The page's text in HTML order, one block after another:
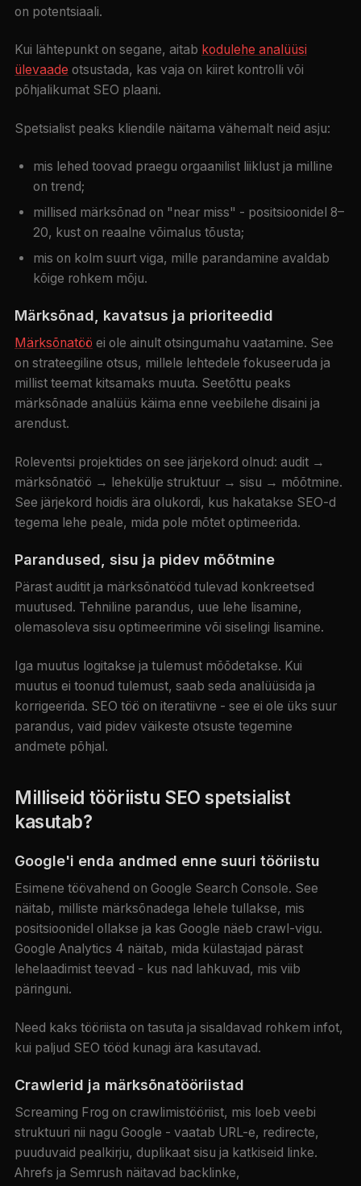
on potentsiaali.
Kui lähtepunkt on segane, aitab kodulehe analüüsi
ülevaade otsustada, kas vaja on kiiret kontrolli või
põhjalikumat SEO plaani.
Spetsialist peaks kliendile näitama vähemalt neid asju:
mis lehed toovad praegu orgaanilist liiklust ja milline
on trend;
millised märksõnad on "near miss" - positsioonidel 8–
20, kust on reaalne võimalus tõusta;
mis on kolm suurt viga, mille parandamine avaldab
kõige rohkem mõju.
Märksõnad, kavatsus ja prioriteedid
Märksõnatöö ei ole ainult otsingumahu vaatamine. See
on strateegiline otsus, millele lehtedele fokuseeruda ja
millist teemat kitsamaks muuta. Seetõttu peaks
märksõnade analüüs käima enne veebilehe disaini ja
arendust.
Roleventsi projektides on see järjekord olnud: audit →
märksõnatöö → lehekülje struktuur → sisu → mõõtmine.
See järjekord hoidis ära olukordi, kus hakatakse SEO-d
tegema lehe peale, mida pole mõtet optimeerida.
Parandused, sisu ja pidev mõõtmine
Pärast auditit ja märksõnatööd tulevad konkreetsed
muutused. Tehniline parandus, uue lehe lisamine,
olemasoleva sisu optimeerimine või siselingi lisamine.
Iga muutus logitakse ja tulemust mõõdetakse. Kui
muutus ei toonud tulemust, saab seda analüüsida ja
korrigeerida. SEO töö on iteratiivne - see ei ole üks suur
parandus, vaid pidev väikeste otsuste tegemine
andmete põhjal.
Milliseid tööriistu SEO spetsialist
kasutab?
Google'i enda andmed enne suuri tööriistu
Esimene töövahend on Google Search Console. See
näitab, milliste märksõnadega lehele tullakse, mis
positsioonidel ollakse ja kas Google näeb crawl-vigu.
Google Analytics 4 näitab, mida külastajad pärast
lehelaadimist teevad - kus nad lahkuvad, mis viib
päringuni.
Need kaks tööriista on tasuta ja sisaldavad rohkem infot,
kui paljud SEO tööd kunagi ära kasutavad.
Crawlerid ja märksõnatööriistad
Screaming Frog on crawlimistööriist, mis loeb veebi
struktuuri nii nagu Google - vaatab URL-e, redirecte,
puuduvaid pealkirju, duplikaat sisu ja katkiseid linke.
Ahrefs ja Semrush näitavad backlinke,